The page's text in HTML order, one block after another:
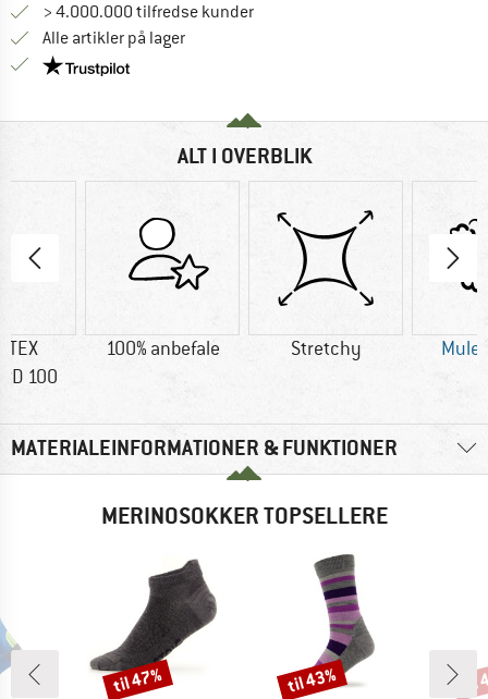
> 4.000.000 tilfredse kunder
Alle artikler på lager
Vi er Trustpilot-certificeret - oplysningerne får du
ALT I OVERBLIK
TEX
100
100% anbefale Stretchy
MATERIALEINFORMATIONER & FUNKTIONER
MERINOSOKKER TOPSELLERE
Rabat
til 47% Rabat
til 43%